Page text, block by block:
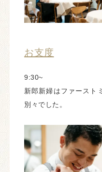
お支度
9:30~
新郎新婦はファースト
別々でした。